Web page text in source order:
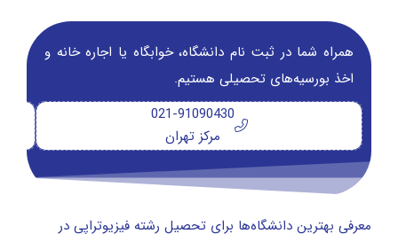
همراه شما در ثبت نام دانشگاه‌، خوابگاه یا اجاره خانه و
اخذ بورسیه‌های تحصیلی هستیم.
021-91090430
مرکز تهران
معرفی بهترین دانشگاه‌ها برای تحصیل رشته فیزیوتراپی در